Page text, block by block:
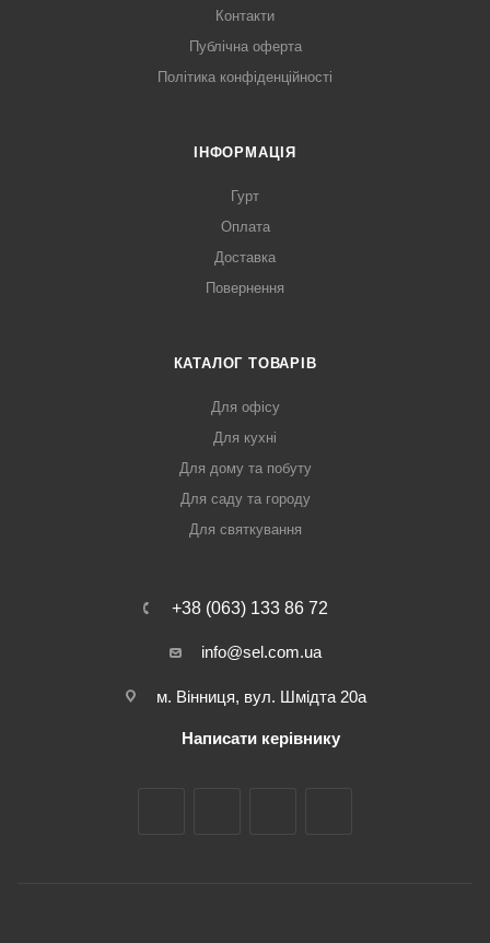
Контакти
Публічна оферта
Політика конфіденційності
ІНФОРМАЦІЯ
Гурт
Оплата
Доставка
Повернення
КАТАЛОГ ТОВАРІВ
Для офісу
Для кухні
Для дому та побуту
Для саду та городу
Для святкування
+38 (063) 133 86 72
info@sel.com.ua
м. Вінниця, вул. Шмідта 20а
Написати керівнику